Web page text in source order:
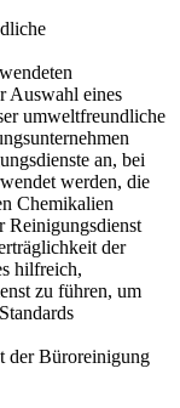
Auswahl eines
umweltfreundliche
an, bei
werden, die
Chemikalien
Reinigungsdienst
der
hilfreich,
zu führen, um
der Büroreinigung